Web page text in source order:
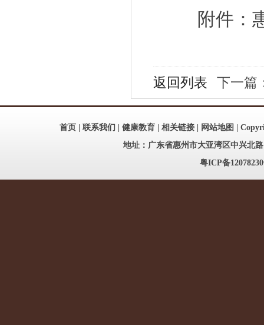
附件：
返回列表 下一篇
首页| 联系我们 健康教育| 相关链接| 网站地图 |
地址：广东省惠州市大亚湾区中兴北
粤ICP备